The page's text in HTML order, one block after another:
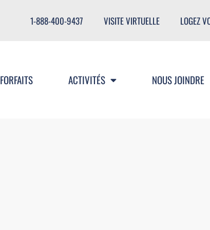
1-888-400-9437 VISITE VIRTUELLE LOGEZ
FORFAITS ACTIVITÉS NOUS JOINDRE